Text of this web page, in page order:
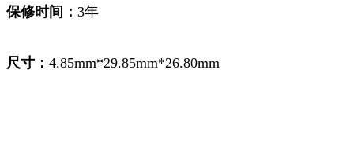
保修时间： 3年
尺寸： 4.85mm*29.85mm*26.80mm